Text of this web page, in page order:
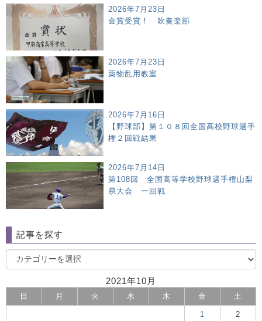
2026年7月23日
金賞受賞！ 吹奏楽部
2026年7月23日
薬物乱用教室
2026年7月16日
【野球部】第１０８回全国高校野球選手
権２回戦結果
2026年7月14日
第108回 全国高等学校野球選手権山梨
県大会 一回戦
記事を探す
2021年10月
日 月 火 水 木 金 土
1 2